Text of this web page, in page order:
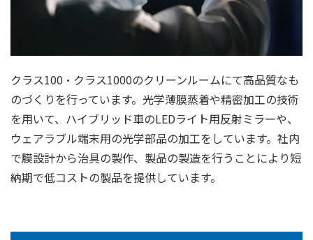
クラス100・クラス1000のクリーンルームにて高品質なも
のづくりを行っています。光学薄膜蒸着や精密加工の技術
を用いて、ハイブリッド車のLEDライト用反射ミラーや、
ウェアラブル端末用の光学部品の加工をしています。社内
で膜設計から治具の製作、製品の製造を行うことにより短
納期で低コストの製品を提供しています。